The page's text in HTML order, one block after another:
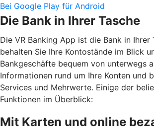
Bei Google Play für Android
Die Bank in Ihrer Tasche
Die VR Banking App ist die Bank in Ihrer
behalten Sie Ihre Kontostände im Blick
Bankgeschäfte bequem von unterwegs
Informationen rund um Ihre Konten und
Services und Mehrwerte. Einige der
Funktionen im Überblick:
Mit Karten und online